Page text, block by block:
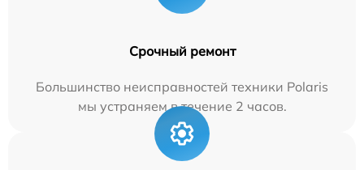
Срочный ремонт
Большинство неисправностей техники Polaris
мы устраняем в течение 2 часов.